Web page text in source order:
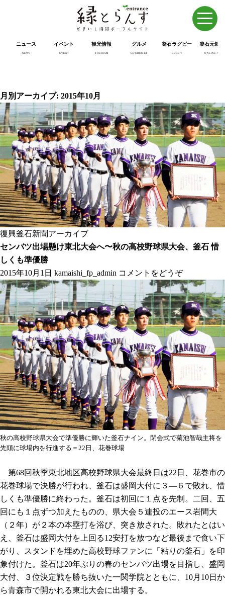
ニュース
NEWS
イベント
EVENT
観光情報
TOURISM
グルメ
GOURUMET
釜石ラグビー
RUGBY
釜石元気
ONLINE SHOP
月別アーカイブ: 2015年10月
復興釜石新聞アーカイブ
センバツ出場懸け東北大会へ〜秋の高校野球県大会、釜石 惜
しくも準優勝
2015年10月1日 kamaishi_fp_admin コメントをどうぞ
秋の高校野球県大会で準優勝に輝いた釜石ナイン。閉会式で菊池智哉主将を
先頭に球場内を行進する＝22日、花巻球場
第68回秋季東北地区高校野球県大会最終日は22日、花巻市の
花巻球場で決勝が行われ、釜石は盛岡大付に３―６で敗れ、惜
しくも準優勝に終わった。釜石は初回に１点を先制。二回、五
回にも１点ずつ加えたものの、県大会５連投のエース岩間大
（２年）が２本の本塁打を浴び、突き放された。敗れたとはい
え、釜石は盛岡大付を上回る12安打を放つなど最後まで食い下
がり、スタンドを埋めた高校野球ファンに「粘りの釜石」を印
象付けた。釜石は20年ぶりの春のセンバツ出場を目指し、盛岡
大付、３位決定戦を勝ち抜いた一関学院とともに、10月10日か
ら青森市で開かれる東北大会に出場する。